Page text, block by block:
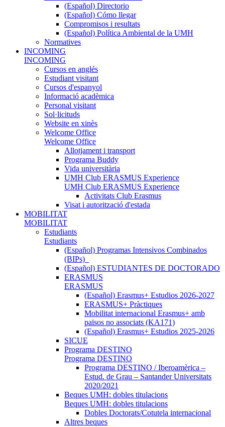
(Español) Directorio
(Español) Cómo llegar
Compromisos i resultats
(Español) Política Ambiental de la UMH
Normatives
INCOMING
INCOMING
Cursos en anglés
Estudiant visitant
Cursos d'espanyol
Informació acadèmica
Personal visitant
Sol·licituds
Website en xinès
Welcome Office
Welcome Office
Allotjament i transport
Programa Buddy
Vida universitària
UMH Club ERASMUS Experience
UMH Club ERASMUS Experience
Activitats Club Erasmus
Visat i autorització d'estada
MOBILITAT
MOBILITAT
Estudiants
Estudiants
(Español) Programas Intensivos Combinados
(BIPs)_
(Español) ESTUDIANTES DE DOCTORADO
ERASMUS
ERASMUS
(Español) Erasmus+ Estudios 2026-2027
ERASMUS+ Pràctiques
Mobilitat internacional Erasmus+ amb
països no associats (KA171)
(Español) Erasmus+ Estudios 2025-2026
SICUE
Programa DESTINO
Programa DESTINO
Programa DESTINO / Iberoamèrica –
Estud. de Grau – Santander Universitats
2020/2021
Beques UMH: dobles titulacions
Beques UMH: dobles titulacions
Dobles Doctorats/Cotutela internacional
Altres beques